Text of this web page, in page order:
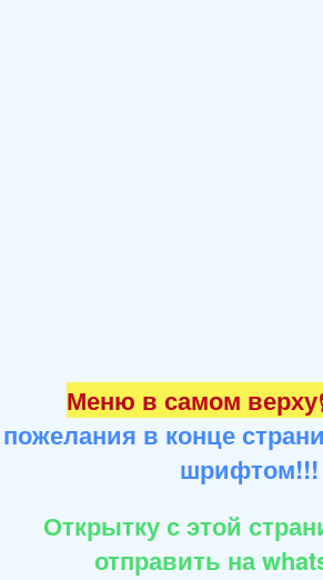
Меню в самом
пожелания в конце
шрифтом!!!
Открытку с этой
отправить на